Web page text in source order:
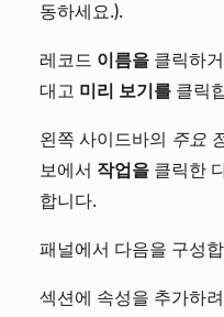
동하세요.).
레코드 이름을 클릭하
대고 미리 보기를 클릭
왼쪽 사이드바의 주요
보에서 작업을 클릭한
합니다.
패널에서 다음을 구성
섹션에 속성을 추가하